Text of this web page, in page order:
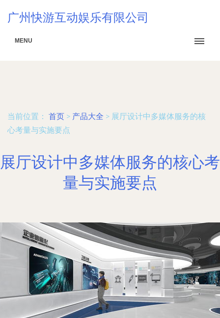
广州快游互动娱乐有限公司
MENU
当前位置： 首页 > 产品大全 > 展厅设计中多媒体服务的核
心考量与实施要点
展厅设计中多媒体服务的核心考
量与实施要点